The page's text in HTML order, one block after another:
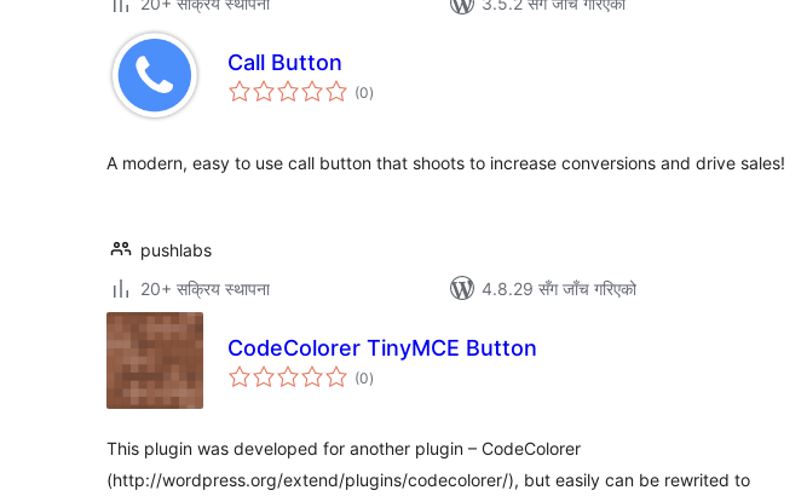
Call Button
(0कुल
रेटिङ्गहरू
)
A modern, easy to use call button that shoots to increase conversions and drive sales!
pushlabs
20+ सक्रिय स्थापना
4.8.29 सँग जाँच गरिएको
CodeColorer TinyMCE Button
(0कुल
रेटिङ्गहरू
)
This plugin was developed for another plugin – CodeColorer
(http://wordpress.org/extend/plugins/codecolorer/), but easily can be rewrited to